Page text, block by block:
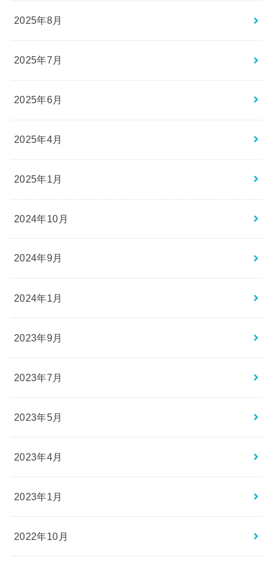
2025年8月
2025年7月
2025年6月
2025年4月
2025年1月
2024年10月
2024年9月
2024年1月
2023年9月
2023年7月
2023年5月
2023年4月
2023年1月
2022年10月